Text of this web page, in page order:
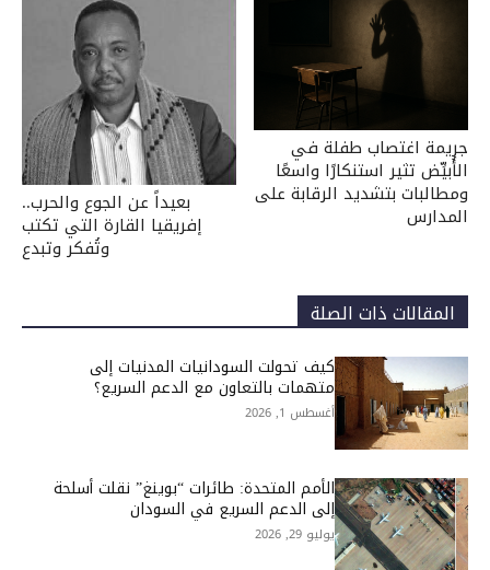
جريمة اغتصاب طفلة في
الأُبيِّض تثير استنكارًا واسعًا
ومطالبات بتشديد الرقابة على
المدارس بعيداً عن الجوع والحرب..
إفريقيا القارة التي تكتب
وتُفكر وتبدع
المقالات ذات الصلة
كيف تحولت السودانيات المدنيات إلى
متهمات بالتعاون مع الدعم السريع؟
أغسطس 1, 2026
الأمم المتحدة: طائرات “بوينغ” نقلت أسلحة
إلى الدعم السريع في السودان
يوليو 29, 2026